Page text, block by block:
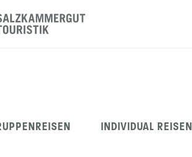
INDIVIDUAL REISEN